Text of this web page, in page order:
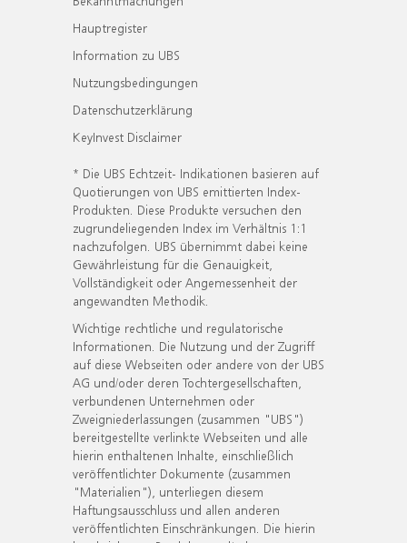
Hauptregister
Information zu UBS
Nutzungsbedingungen
Datenschutzerklärung
KeyInvest Disclaimer
* Die UBS Echtzeit- Indikationen basieren auf
Quotierungen von UBS emittierten Index-
Produkten. Diese Produkte versuchen den
zugrundeliegenden Index im Verhältnis 1:1
nachzufolgen. UBS übernimmt dabei keine
Gewährleistung für die Genauigkeit,
Vollständigkeit oder Angemessenheit der
angewandten Methodik.
Wichtige rechtliche und regulatorische
Informationen. Die Nutzung und der Zugriff
auf diese Webseiten oder andere von der UBS
AG und/oder deren Tochtergesellschaften,
verbundenen Unternehmen oder
Zweigniederlassungen (zusammen "UBS")
bereitgestellte verlinkte Webseiten und alle
hierin enthaltenen Inhalte, einschließlich
veröffentlichter Dokumente (zusammen
"Materialien"), unterliegen diesem
Haftungsausschluss und allen anderen
veröffentlichten Einschränkungen. Die hierin